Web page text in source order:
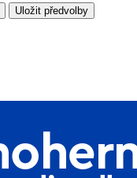
Uložit předvolby